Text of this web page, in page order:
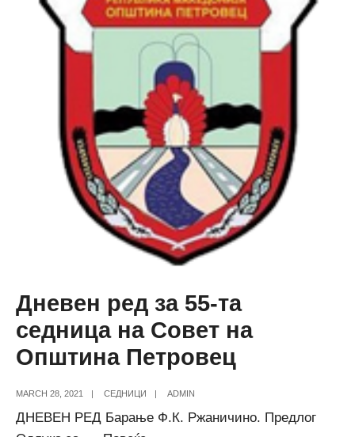
канализациона
мрежа
на
ул.11
Дневен ред за 55-та
седница на Совет на
Општина Петровец
MARCH 28, 2021 | СЕДНИЦИ | ADMIN
ДНЕВЕН РЕД Барање Ф.К. Ржаничино. Предлог